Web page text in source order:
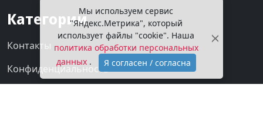
Категории
Контакты
Конфиденциальность
Мы используем сервис
"Яндекс.Метрика", который
использует файлы "cookie". Наша
политика обработки персональных
данных . Я согласен / согласна